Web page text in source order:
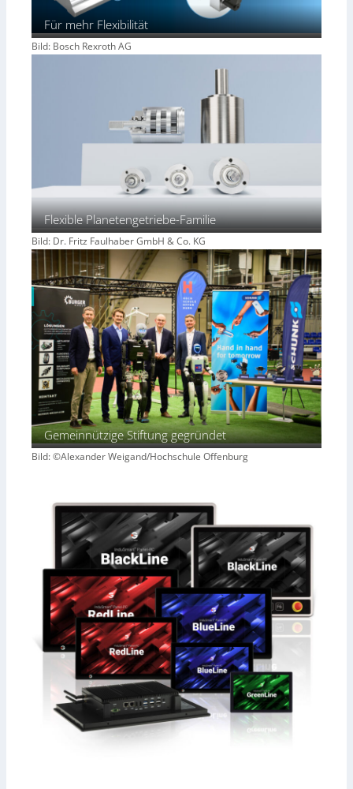
Für mehr Flexibilität
Bild: Bosch Rexroth AG
Flexible Planetengetriebe-Familie
Bild: Dr. Fritz Faulhaber GmbH & Co. KG
Gemeinnützige Stiftung gegründet
Bild: ©Alexander Weigand/Hochschule Offenburg